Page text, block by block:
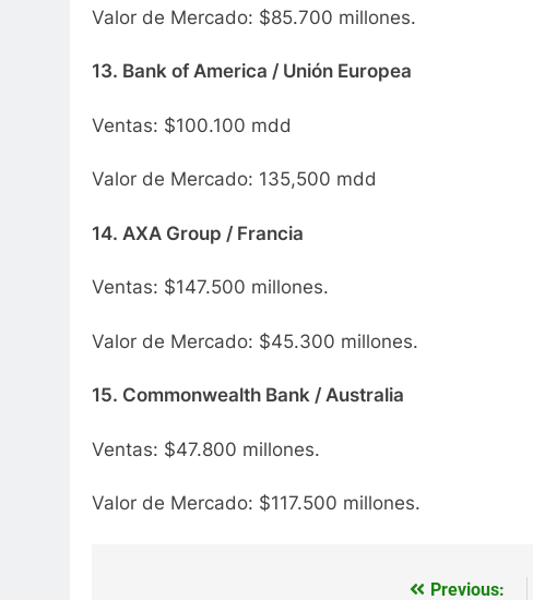
Valor de Mercado: $85.700 millones.
13. Bank of America / Unión Europea
Ventas: $100.100 mdd
Valor de Mercado: 135,500 mdd
14. AXA Group / Francia
Ventas: $147.500 millones.
Valor de Mercado: $45.300 millones.
15. Commonwealth Bank / Australia
Ventas: $47.800 millones.
Valor de Mercado: $117.500 millones.
Previous: